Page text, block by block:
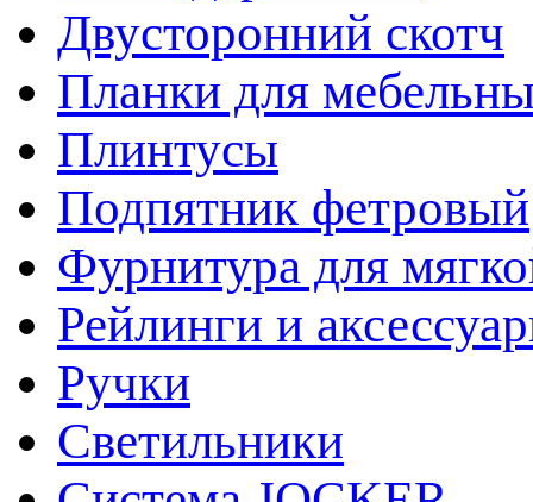
Двусторонний скотч
Планки для
Плинтусы
Подпятник фетровый
Фурнитура для
Рейлинги и
Ручки
Светильники